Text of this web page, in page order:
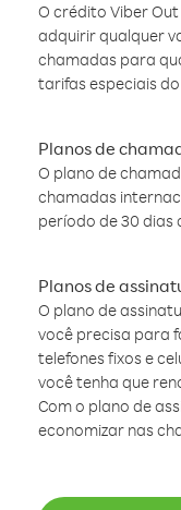
O crédito Viber
adquirir qualquer
chamadas para
tarifas especiais do
Planos de
O plano de
chamadas
período de 30 dias
Planos de
O plano de
você precisa para
telefones fixos e
você tenha que
Com o plano de
economizar nas